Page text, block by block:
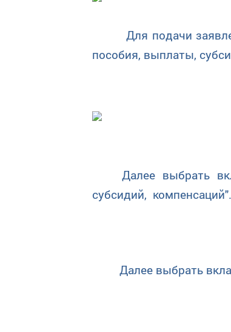
Для подачи
пособия, выплаты,
Далее выбрать
субсидий, компенсаций".
Далее выбрать